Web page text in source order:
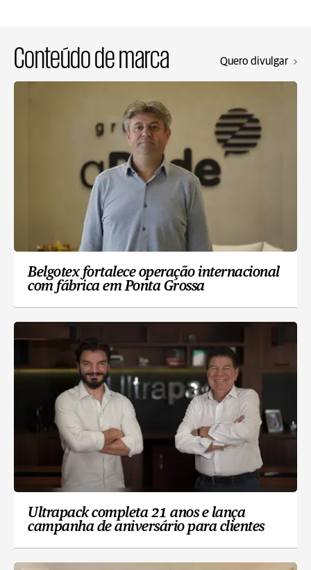
Conteúdo de marca Quero divulgar
Belgotex fortalece operação internacional
com fábrica em Ponta Grossa
Ultrapack completa 21 anos e lança
campanha de aniversário para clientes